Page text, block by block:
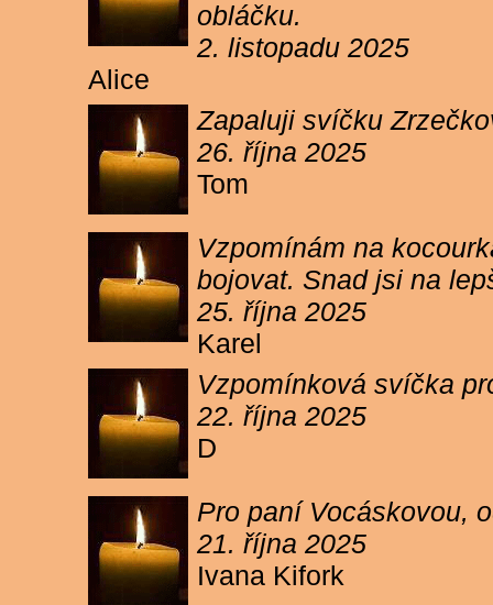
obláčku.
2. listopadu 2025
Alice
Zapaluji svíčku
26. října 2025
Tom
Vzpomínám na
bojovat. Snad jsi na
25. října 2025
Karel
Vzpomínková svíčka
22. října 2025
D
Pro paní Vocáskovou,
21. října 2025
Ivana Kifork